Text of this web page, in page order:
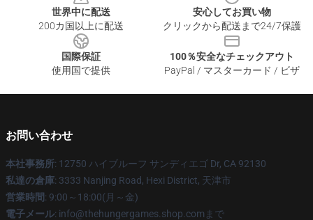
世界中に配送
200カ国以上に配送
安心してお買い物
クリックから配送まで24/7保護
国際保証
使用国で提供
100％安全なチェックアウト
PayPal / マスターカード / ビザ
お問い合わせ
本社事務所: 12750 ハイブルーフ サンディエゴ Dr, CA 92130
私達の倉庫: 3333 Nanjing Road, Hexi District, 天津市
営業時間: 9:00～18:00(月～金)
電子メール: info@thehungergames.shop.comまで